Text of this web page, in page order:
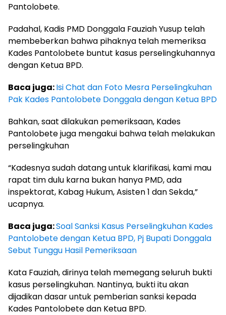
Pantolobete.
Padahal, Kadis PMD Donggala Fauziah Yusup telah
membeberkan bahwa pihaknya telah memeriksa
Kades Pantolobete buntut kasus perselingkuhannya
dengan Ketua BPD.
Baca juga:Isi Chat dan Foto Mesra Perselingkuhan
Pak Kades Pantolobete Donggala dengan Ketua BPD
Bahkan, saat dilakukan pemeriksaan, Kades
Pantolobete juga mengakui bahwa telah melakukan
perselingkuhan
“Kadesnya sudah datang untuk klarifikasi, kami mau
rapat tim dulu karna bukan hanya PMD, ada
inspektorat, Kabag Hukum, Asisten 1 dan Sekda,”
ucapnya.
Baca juga:Soal Sanksi Kasus Perselingkuhan Kades
Pantolobete dengan Ketua BPD, Pj Bupati Donggala
Sebut Tunggu Hasil Pemeriksaan
Kata Fauziah, dirinya telah memegang seluruh bukti
kasus perselingkuhan. Nantinya, bukti itu akan
dijadikan dasar untuk pemberian sanksi kepada
Kades Pantolobete dan Ketua BPD.